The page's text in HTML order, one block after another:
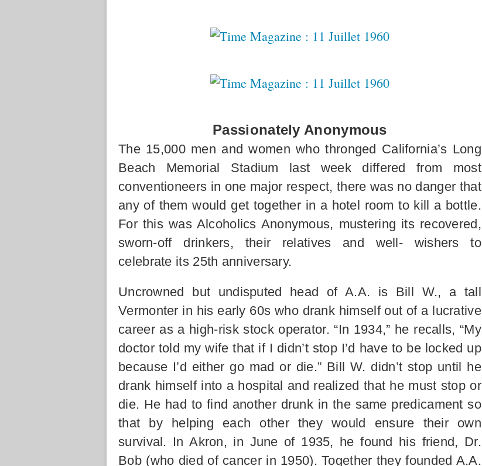
Passionately Anonymous
The 15,000 men and women who thronged California’s Long
Beach Memorial Stadium last week differed from most
conventioneers in one major respect, there was no danger that
any of them would get together in a hotel room to kill a bottle.
For this was Alcoholics Anonymous, mustering its recovered,
sworn-off drinkers, their relatives and well- wishers to
celebrate its 25th anniversary.
Uncrowned but undisputed head of A.A. is Bill W., a tall
Vermonter in his early 60s who drank himself out of a lucrative
career as a high-risk stock operator. “In 1934,” he recalls, “My
doctor told my wife that if I didn’t stop I’d have to be locked up
because I’d either go mad or die.” Bill W. didn’t stop until he
drank himself into a hospital and realized that he must stop or
die. He had to find another drunk in the same predicament so
that by helping each other they would ensure their own
survival. In Akron, in June of 1935, he found his friend, Dr.
Bob (who died of cancer in 1950). Together they founded A.A.